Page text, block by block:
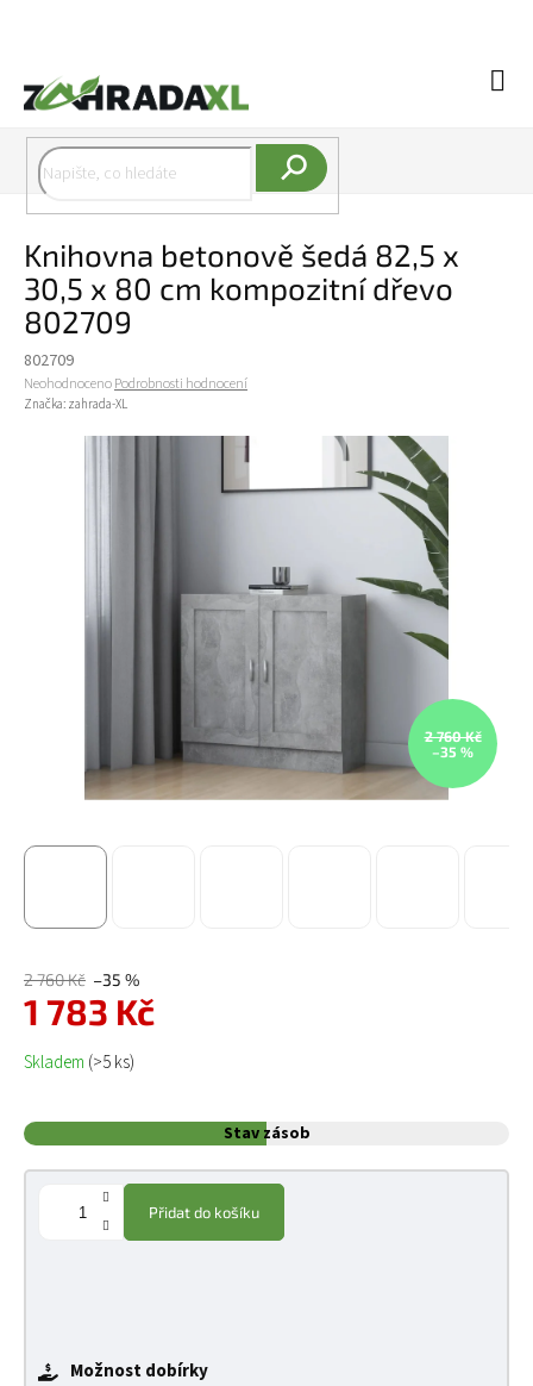
Knihovna betonově šedá 82,5 x
30,5 x 80 cm kompozitní dřevo
802709
802709
Průměrné hodnocení produktu je 0,0 z 5 hvězdiček.
NeohodnocenoPodrobnosti hodnocení
Značka: zahrada-XL
2 760 Kč
–35 %
2 760 Kč –35 %
1 783 Kč
Měrná cena:
Skladem (>5 ks)
Stav zásob
Přidat do košíku
Možnost dobírky